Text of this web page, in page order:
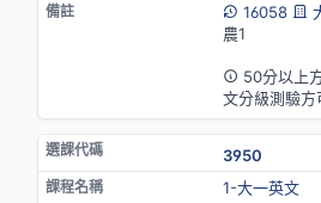
16058
農1
50分以上
文分級測驗方
3950
1-大一英文